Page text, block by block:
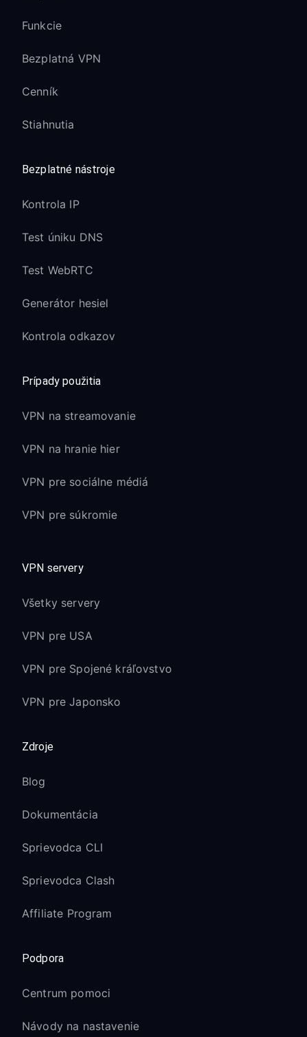
Funkcie
Bezplatná VPN
Cenník
Stiahnutia
Bezplatné nástroje
Kontrola IP
Test úniku DNS
Test WebRTC
Generátor hesiel
Kontrola odkazov
Prípady použitia
VPN na streamovanie
VPN na hranie hier
VPN pre sociálne médiá
VPN pre súkromie
VPN servery
Všetky servery
VPN pre USA
VPN pre Spojené kráľovstvo
VPN pre Japonsko
Zdroje
Blog
Dokumentácia
Sprievodca CLI
Sprievodca Clash
Affiliate Program
Podpora
Centrum pomoci
Návody na nastavenie